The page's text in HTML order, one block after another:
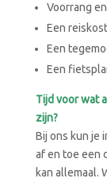
Voorrang
Een
Een
Een
Tijd voor wat
zijn?
Bij ons kun je
af en toe een
kan allemaal.